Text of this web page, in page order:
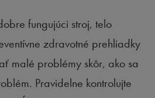
fungujúci stroj, telo
zdravotné prehliadky
malé problémy skôr, ako sa
Pravidelne kontrolujte